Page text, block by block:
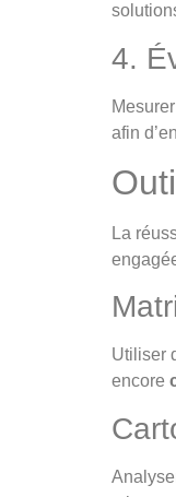
4.
afin
La
Utiliser
encore